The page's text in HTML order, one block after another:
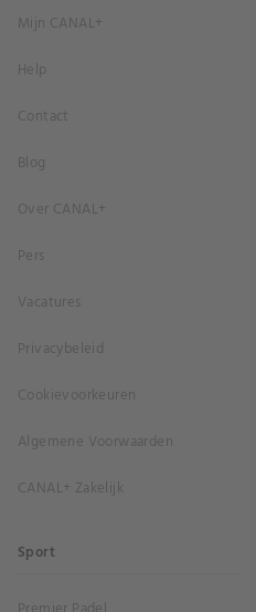
Mijn CANAL+
Help
Contact
Blog
Over CANAL+
Pers
Vacatures
Privacybeleid
Cookievoorkeuren
Algemene Voorwaarden
CANAL+ Zakelijk
Sport